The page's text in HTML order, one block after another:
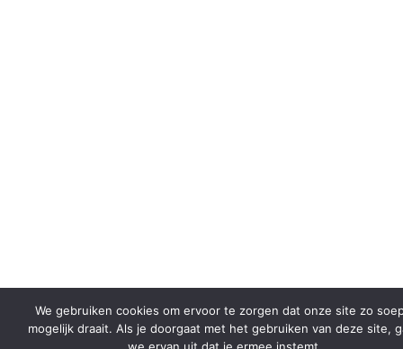
We gebruiken cookies om ervoor te zorgen dat onze site zo
mogelijk draait. Als je doorgaat met het gebruiken van deze site,